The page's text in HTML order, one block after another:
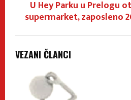
U Hey Parku u Prelogu
supermarket, zaposleno
VEZANI ČLANCI